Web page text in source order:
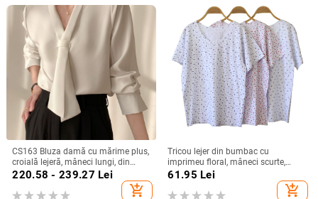
CS163 Bluza damă cu mărime plus,
croială lejeră, mâneci lungi, din
șifon cu șnur, top office de bază
220.58 - 239.27 Lei
add_shopping_cart
Tricou lejer din bumbac cu
imprimeu floral, mâneci scurte,
guler rotund, croială lejeră
61.95 Lei
add_shopping_cart